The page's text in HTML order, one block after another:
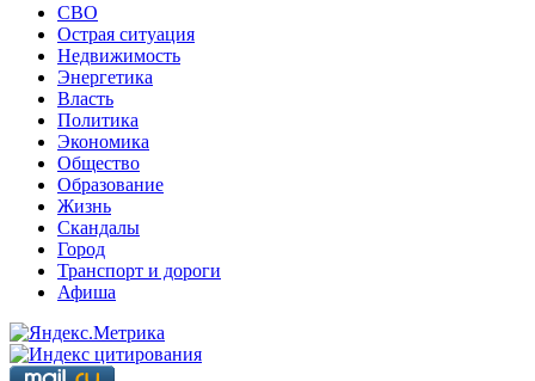
СВО
Острая ситуация
Недвижимость
Энергетика
Власть
Политика
Экономика
Общество
Образование
Жизнь
Скандалы
Город
Транспорт и дороги
Афиша